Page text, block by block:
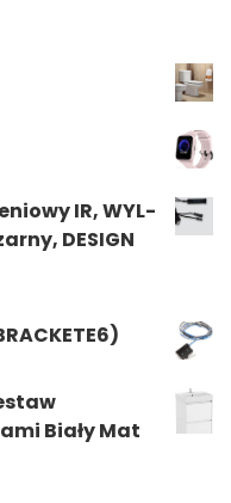
IR, WYL-
DESIGN
Biały Mat